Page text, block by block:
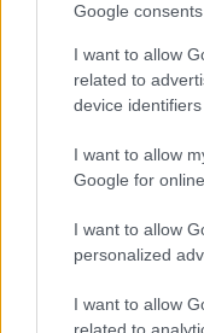
Google consents
I want to allow
related to
device identifiers
I want to allow
Google for
I want to allow
personalized
I want to allow
related to